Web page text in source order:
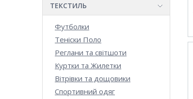
ТЕКСТИЛЬ
Футболки
Теніски Поло
Реглани та світшоти
Куртки та Жилетки
Вітрівки та дощовики
Спортивний одяг